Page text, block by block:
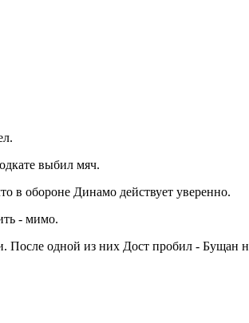
выбил мяч.
в обороне Динамо действует уверенно.
- мимо.
одной из них Дост пробил - Бущан